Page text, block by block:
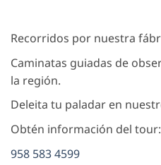
Recorridos por nuestra
Caminatas guiadas de
la región.
Deleita tu paladar en
Obtén información del tour:
958 583 4599